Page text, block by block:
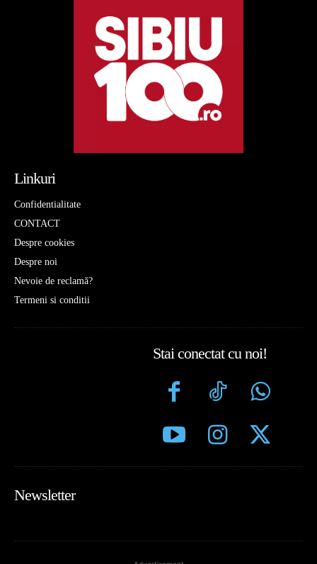
Linkuri
Confidentialitate
CONTACT
Despre cookies
Despre noi
Nevoie de reclamă?
Termeni si conditii
Stai conectat cu noi!
Newsletter